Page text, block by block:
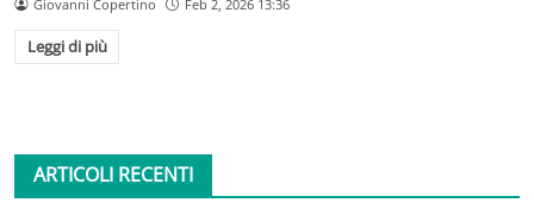
Giovanni Copertino Feb 2, 2026 13:36
Leggi di più
ARTICOLI RECENTI